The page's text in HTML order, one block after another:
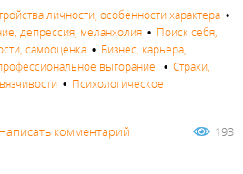
личности, особенности характера •
депрессия, меланхолия • Поиск себя,
самооценка • Бизнес, карьера,
выгорание • Страхи,
• Психологическое
Написать комментарий 193